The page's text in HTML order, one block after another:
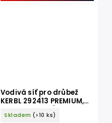
Vodivá síť pro drůbež
KERBL 292413 PREMIUM,
122 cm x 50 m / 2 hroty
Skladem (>10 ks)